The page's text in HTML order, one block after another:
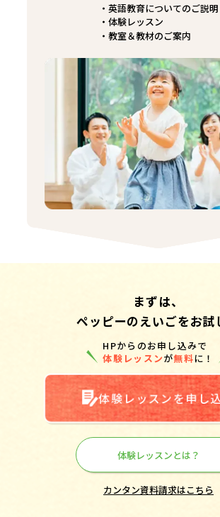
英語教育についてのご説明
体験レッスン
教室＆教材のご案内
まずは、
ペッピーのえいごをお試
HPからのお申し込みで
体験レッスンが無料に！
体験レッスンを申し
体験レッスンとは？
カンタン資料請求はこちら